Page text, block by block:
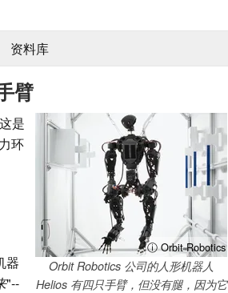
资料库
臂
ⓘ Orbit Robotics
Orbit Robotics 公司的人形机器人
Helios 有四只手臂，但没有腿，因为它
是
环
器
"--